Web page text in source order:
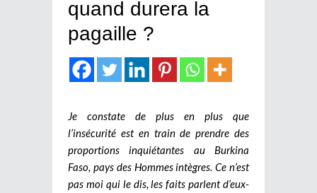
quand durera la
pagaille ?
Je constate de plus en plus que
l’insécurité est en train de prendre des
proportions inquiétantes au Burkina
Faso, pays des Hommes intègres. Ce n’est
pas moi qui le dis, les faits parlent d’eux-